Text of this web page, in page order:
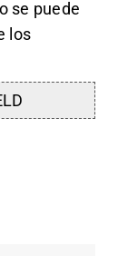
se puede
los